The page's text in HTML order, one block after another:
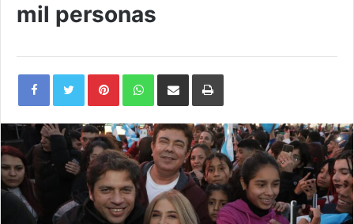
mil personas
PinterestWhatsAppShare
Email
Print